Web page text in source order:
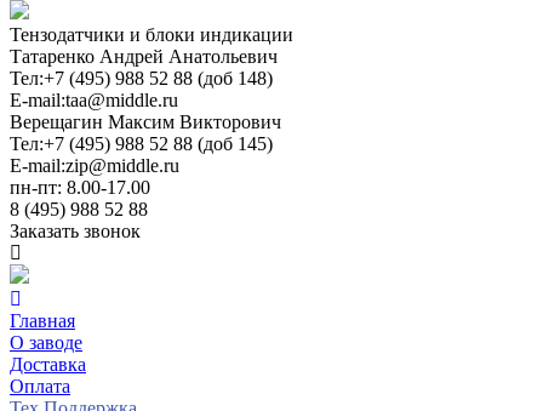
Тензодатчики и блоки индикации
Татаренко Андрей Анатольевич
Тел:+7 (495) 988 52 88 (доб 148)
E-mail:taa@middle.ru
Верещагин Максим Викторович
Тел:+7 (495) 988 52 88 (доб 145)
E-mail:zip@middle.ru
пн-пт: 8.00-17.00
8 (495) 988 52 88
Заказать звонок
Главная
О заводе
Доставка
Оплата